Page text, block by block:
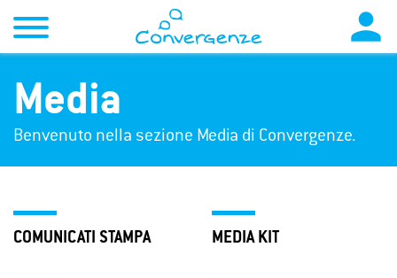

Media
Benvenuto nella sezione Media di Convergenze.
COMUNICATI STAMPA MEDIA KIT